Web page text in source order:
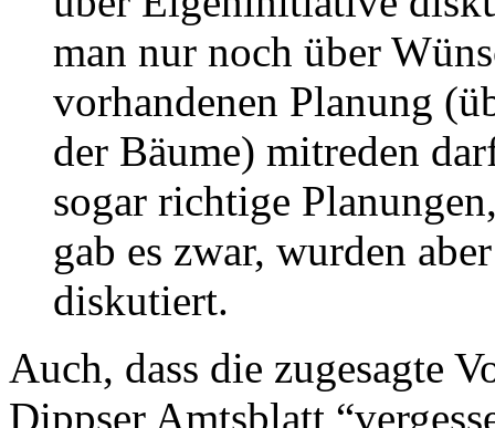
man nur noch über
vorhandenen Planung
der Bäume) mitreden
sogar richtige
gab es zwar, wurden
diskutiert.
Auch, dass die zugesagte
Dippser Amtsblatt